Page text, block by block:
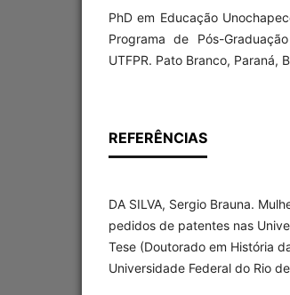
PhD em Educação
Programa de Pós-
UTFPR. Pato Branco, Paraná,
REFERÊNCIAS
DA SILVA, Sergio Brauna.
pedidos de patentes nas
Tese (Doutorado em História
Universidade Federal do Rio